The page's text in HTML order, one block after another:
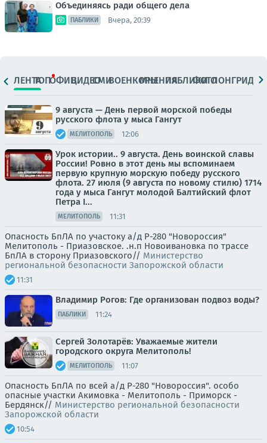
Объединяясь ради общего дела
ПАБЛИКИ Вчера, 20:39
ЛЕНТАТОПОФИЦ.ВИДЕОСМИВОЕНКОРЫМНЕНИЯПАБЛИКИ
ФОТОЛОНГРИДЫ
9 августа — День первой морской победы
русского флота у мыса Гангут
МЕЛИТОПОЛЬ 12:06
Урок истории.. 9 августа. День воинской славы
России! Ровно в этот день мы вспоминаем
первую крупную морскую победу русского
флота. 27 июля (9 августа по новому стилю) 1714
года у мыса Гангут молодой Балтийский флот
Петра I...
МЕЛИТОПОЛЬ 11:31
Опасность БпЛА по участоку а/д Р-280 "Новороссия"
Мелитополь - Приазовское. .н.п Новоивановка по трассе
БпЛА в сторону Приазовского// Министерство
региональной безопасности Запорожской области
11:31
Владимир Рогов: Где организован подвоз воды?
ПАБЛИКИ 11:24
Сергей Золотарёв: Уважаемые жители
городского округа Мелитополь!
МЕЛИТОПОЛЬ 11:07
Опасность БпЛА по всей а/д Р-280 "Новороссия". особо
опасные участки Акимовка - Мелитополь - Приморск -
Бердянск// Министерство региональной безопасности
Запорожской области
10:54